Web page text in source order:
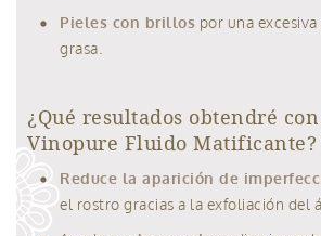
Pieles con brillos por una
grasa.
¿Qué resultados obtendré
Vinopure Fluido Matificante?
Reduce la aparición de
el rostro gracias a la exfoliación del